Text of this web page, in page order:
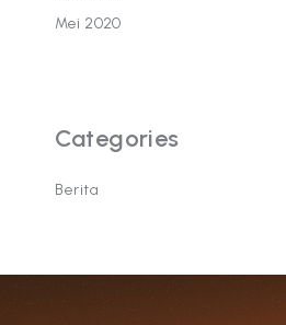
Mei 2020
Categories
Berita